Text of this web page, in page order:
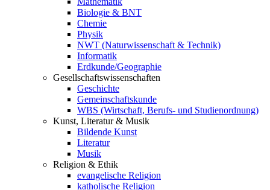
Biologie & BNT
Chemie
Physik
NWT (Naturwissenschaft & Technik)
Informatik
Erdkunde/Geographie
Gesellschaftswissenschaften
Geschichte
Gemeinschaftskunde
WBS (Wirtschaft, Berufs- und Studienordnung)
Kunst, Literatur & Musik
Bildende Kunst
Literatur
Musik
Religion & Ethik
evangelische Religion
katholische Religion